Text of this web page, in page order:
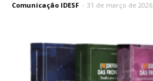
Comunicação IDESF - 31 de março de 2026